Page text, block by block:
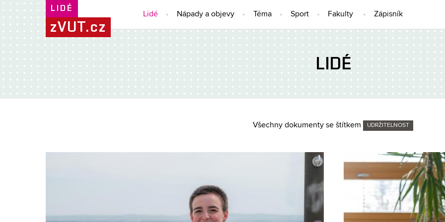
LIDÉ
zVUT.cz
Lidé Nápady a objevy Téma Sport Fakulty Zápisník
LIDÉ
Všechny dokumenty se štítkem UDRŽITELNOST